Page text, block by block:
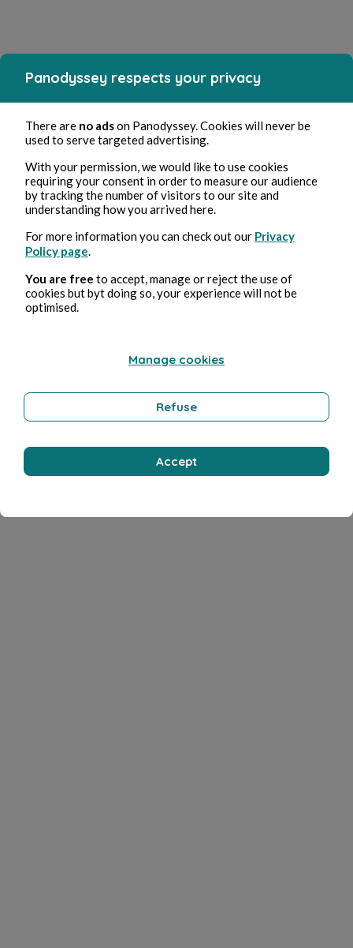
Panodyssey respects your privacy
There are no adson Panodyssey. Cookies will never be
used to serve targeted advertising.
With your permission, we would like to use cookies
requiring your consent in order to measure our audience
by tracking the number of visitors to our site and
understanding how you arrived here.
For more information you can check out our Privacy
Policy page
You are free to accept, manage or reject the use of
cookies but byt doing so, your experience will not be
optimised.
Manage cookies
Refuse
Accept